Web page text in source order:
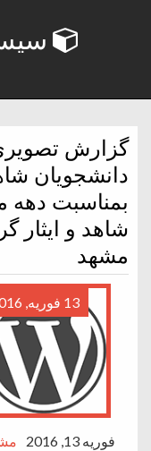
گزارش
دانشجویان
بمناسبت دهه
شاهد و ایثار
مشهد
13 فوریه, 2016
فوریه 13, 2016